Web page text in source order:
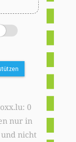
0
nur in
nicht